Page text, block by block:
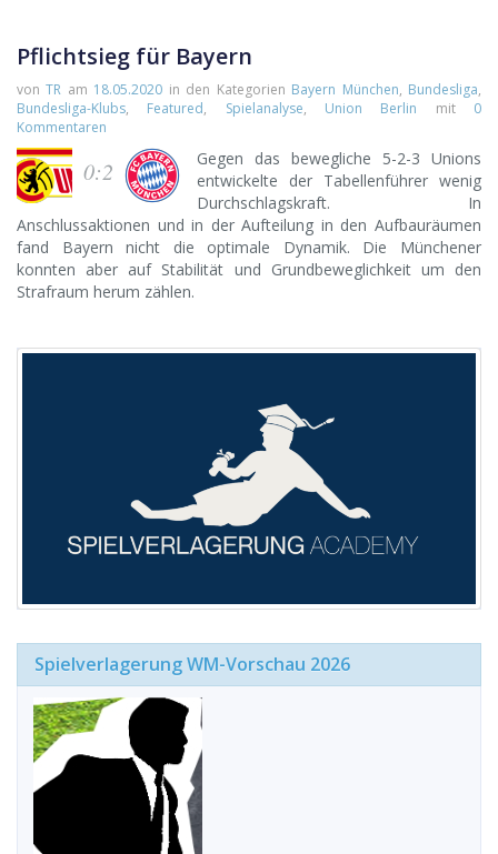
Pflichtsieg für Bayern
vonTR am 18.05.2020 in den Kategorien Bayern München, Bundesliga,
Bundesliga-Klubs, Featured, Spielanalyse, Union Berlin mit 0
Kommentaren
0:2
Gegen das bewegliche 5-2-3 Unions
entwickelte der Tabellenführer wenig
Durchschlagskraft. In
Anschlussaktionen und in der Aufteilung in den Aufbauräumen
fand Bayern nicht die optimale Dynamik. Die Münchener
konnten aber auf Stabilität und Grundbeweglichkeit um den
Strafraum herum zählen.
Spielverlagerung WM-Vorschau 2026